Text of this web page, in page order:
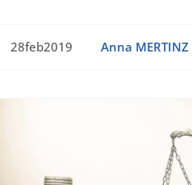
28feb2019 Anna MERTINZ